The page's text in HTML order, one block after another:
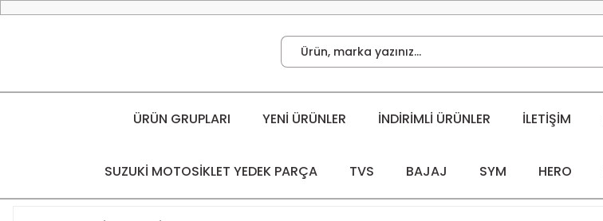
ÜRÜN GRUPLARI YENİ ÜRÜNLER İNDİRİMLİ ÜRÜNLER İLETİŞİM
SUZUKİ MOTOSİKLET YEDEK PARÇA TVS BAJAJ SYM HERO